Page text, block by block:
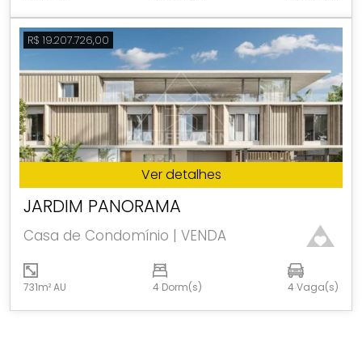
R$ 19.207.726,00
Ver detalhes
JARDIM PANORAMA
Casa de Condomínio | VENDA
731m² AU 4 Dorm(s) 4 Vaga(s)